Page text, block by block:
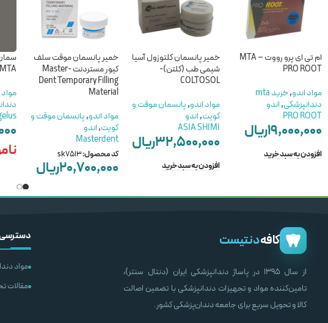
ام تی ای پرو رووت – MTA
PRO ROOT
مواد اندو,
خرید mta
دندانپزشکی,اندو
PRO ROOT
۱۹,۰۰۰,۰۰۰ریال
افزودن به سبد خرید
خمیر پانسمان کلتوزول آسیا
شیمی طب (کلتن)-
COLTOSOL
مواد اندو,پانسمان موقت و
کویت,اندو
ASIA SHIMI
۳۲,۵۰۰,۰۰۰ریال
افزودن به سبد خرید
خمیر پانسمان موقت سلف
کیور مستردنت -Master
Dent Temporary Filling
Material
مواد اندو,پانسمان موقت و
کویت,اندو
Masterdent
کد محصول:sk7513
۲۰,۷۰۰,۰۰۰ریال
مواد
کافهدنتیست
از سال ۱۳۹۵ در پاساژ دندانپزشکی ایران (دنتال سنتر)،
تامین‌کننده مواد و تجهیزات دندانپزشکی با تضمین اصالت
کالا و تحویل سریع برای جامعه دندان‌پزشکی کشور.
مواد